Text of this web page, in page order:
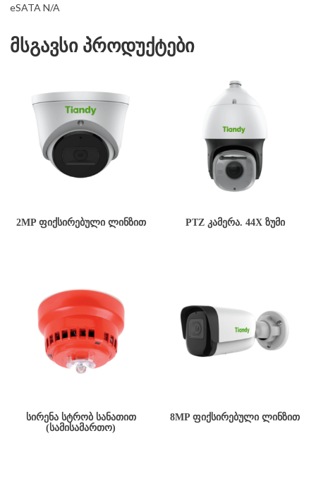
eSATA N/A
მსგავსი პროდუქტები
2MP ᲤᲘᲥᲡᲘᲠᲔᲑᲣᲚᲘ ᲚᲘᲜᲖᲘᲗ PTZ ᲙᲐᲛᲔᲠᲐ. 44X ᲖᲣᲛᲘ
ᲡᲘᲠᲔᲜᲐ ᲡᲢᲠᲝᲑ ᲡᲐᲜᲐᲗᲘᲗ
(ᲡᲐᲛᲘᲡᲐᲛᲐᲠᲗᲝ)
8MP ᲤᲘᲥᲡᲘᲠᲔᲑᲣᲚᲘ ᲚᲘᲜᲖᲘᲗ